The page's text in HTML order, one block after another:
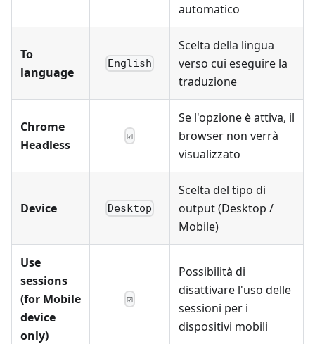
automatico
To
language
English
Scelta della lingua
verso cui eseguire la
traduzione
Chrome
Headless
☑
Se l'opzione è attiva, il
browser non verrà
visualizzato
Device Desktop
Scelta del tipo di
output (Desktop /
Mobile)
Use
sessions
(for Mobile
device
only)
☑
Possibilità di
disattivare l'uso delle
sessioni per i
dispositivi mobili